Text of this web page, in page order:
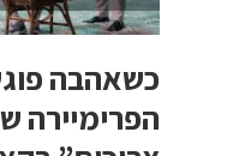
כשאהבה
הפרימיירה